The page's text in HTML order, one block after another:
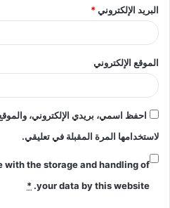
البريد الإلكتروني*
الموقع الإلكتروني
احفظ اسمي، بريدي الإلكتروني،
لاستخدامها المرة المقبلة في تعليقي.
with the storage and handling of
your data by this website.
*